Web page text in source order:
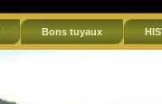
Bons tuyaux